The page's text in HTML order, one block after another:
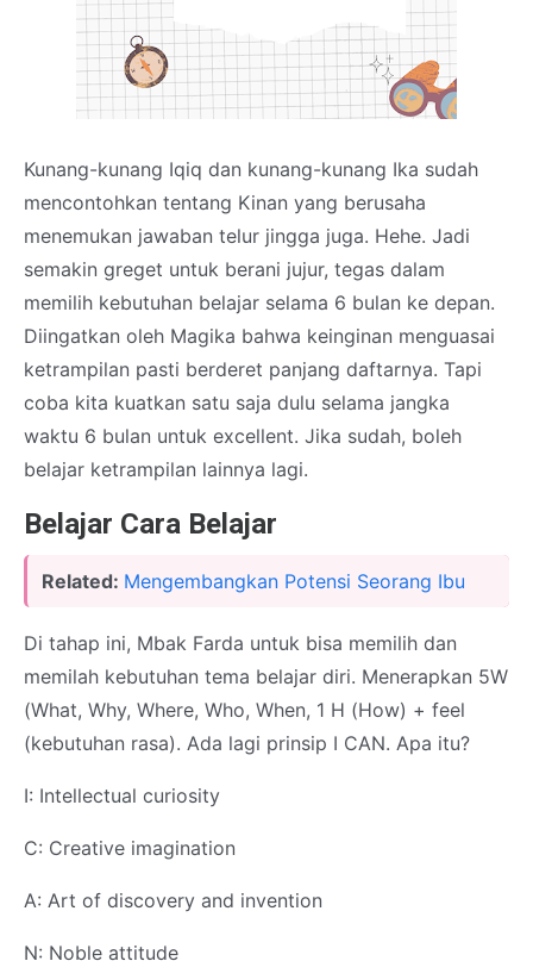
Kunang-kunang Iqiq dan kunang-kunang Ika sudah
mencontohkan tentang Kinan yang berusaha
menemukan jawaban telur jingga juga. Hehe. Jadi
semakin greget untuk berani jujur, tegas dalam
memilih kebutuhan belajar selama 6 bulan ke depan.
Diingatkan oleh Magika bahwa keinginan menguasai
ketrampilan pasti berderet panjang daftarnya. Tapi
coba kita kuatkan satu saja dulu selama jangka
waktu 6 bulan untuk excellent. Jika sudah, boleh
belajar ketrampilan lainnya lagi.
Belajar Cara Belajar
Related: Mengembangkan Potensi Seorang Ibu
Di tahap ini, Mbak Farda untuk bisa memilih dan
memilah kebutuhan tema belajar diri. Menerapkan 5W
(What, Why, Where, Who, When, 1 H (How) + feel
(kebutuhan rasa). Ada lagi prinsip I CAN. Apa itu?
I: Intellectual curiosity
C: Creative imagination
A: Art of discovery and invention
N: Noble attitude